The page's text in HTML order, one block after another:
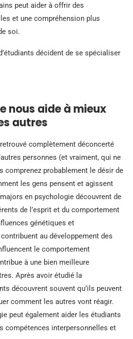
peut aider à offrir des
et une compréhension plus
soi.
décident de se spécialiser
nous aide à mieux
autres
complètement déconcerté
personnes (et vraiment, qui ne
comprenez probablement le désir de
les gens pensent et agissent
en psychologie découvrent de
de l’esprit et du comportement
génétiques et
au développement des
le comportement
à une bien meilleure
Après avoir étudié la
découvrent souvent qu’ils peuvent
comment les autres vont réagir.
peut également aider les étudiants
compétences interpersonnelles et